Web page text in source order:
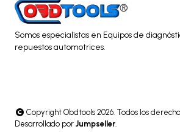
Somos especialistas en Equipos de
repuestos automotrices.
Copyright Obdtools 2026. Todos los
Desarrollado por Jumpseller.